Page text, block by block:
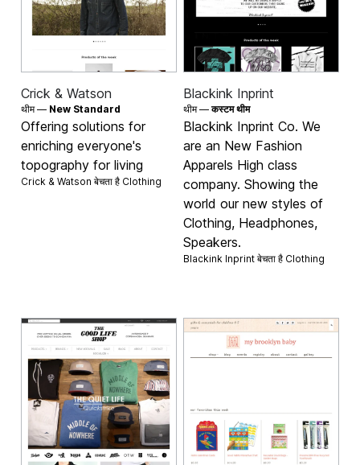
Crick & Watson
थीम — New Standard
Offering solutions for
enriching everyone's
topography for living
Crick & Watson बेचता है Clothing
Blackink Inprint
थीम —कस्टम थीम
Blackink Inprint Co. We
are an New Fashion
Apparels High class
company. Showing the
world our new styles of
Clothing, Headphones,
Speakers.
Blackink Inprint बेचता है Clothing